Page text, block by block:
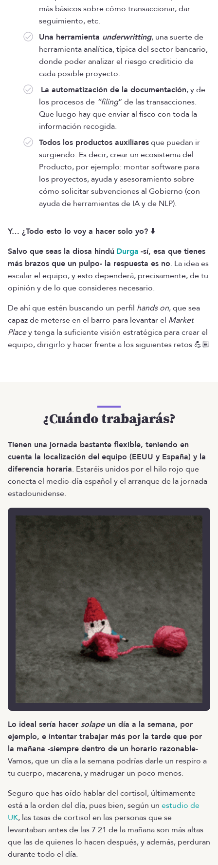
más básicos sobre cómo transaccionar, dar
seguimiento, etc.
Una herramienta underwritting, una suerte de
herramienta analítica, típica del sector bancario,
donde poder analizar el riesgo crediticio de
cada posible proyecto.
La automatización de la documentación, y de
los procesos de “filing” de las transacciones.
Que luego hay que enviar al fisco con toda la
información recogida.
Todos los productos auxiliaresque puedan ir
surgiendo. Es decir, crear un ecosistema del
Producto, por ejemplo: montar software para
los proyectos, ayuda y asesoramiento sobre
cómo solicitar subvenciones al Gobierno (con
ayuda de herramientas de IA y de NLP).
Y… ¿Todo esto lo voy a hacer solo yo? ⬇️
Salvo que seas la diosa hindú Durga -sí, esa que tienes
más brazos que un pulpo- la respuesta es no. La idea es
escalar el equipo, y esto dependerá, precisamente, de tu
opinión y de lo que consideres necesario.
De ahí que estén buscando un perfil hands on, que sea
capaz de meterse en el barro para levantar el Market
Placey tenga la suficiente visión estratégica para crear el
equipo, dirigirlo y hacer frente a los siguientes retos 💪🏾
¿Cuándo trabajarás?
Tienen una jornada bastante flexible, teniendo en
cuenta la localización del equipo (EEUU y España) y la
diferencia horaria. Estaréis unidos por el hilo rojo que
conecta el medio-día español y el arranque de la jornada
estadounidense.
Lo ideal sería hacer solapeun día a la semana, por
ejemplo, e intentar trabajar más por la tarde que por
la mañana -siempre dentro de un horario razonable-.
Vamos, que un día a la semana podrías darle un respiro a
tu cuerpo, macarena, y madrugar un poco menos.
Seguro que has oído hablar del cortisol, últimamente
está a la orden del día, pues bien, según un estudio de
UK, las tasas de cortisol en las personas que se
levantaban antes de las 7.21 de la mañana son más altas
que las de quienes lo hacen después, y además, perduran
durante todo el día.